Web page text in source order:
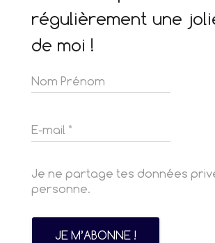
régulièrement une
de moi !
Je ne partage tes données
personne.